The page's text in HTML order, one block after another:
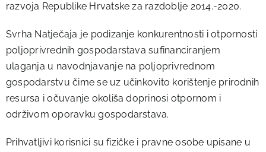
razvoja Republike Hrvatske za razdoblje 2014.-2020.
Svrha Natječaja je podizanje konkurentnosti i otpornosti
poljoprivrednih gospodarstava sufinanciranjem
ulaganja u navodnjavanje na poljoprivrednom
gospodarstvu čime se uz učinkovito korištenje prirodnih
resursa i očuvanje okoliša doprinosi otpornom i
održivom oporavku gospodarstava.
Prihvatljivi korisnici su fizičke i pravne osobe upisane u